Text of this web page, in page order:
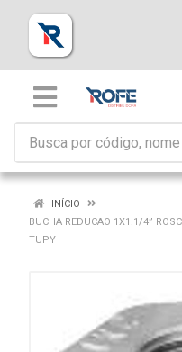
INÍCIO
BUCHA REDUCAO 1X1.1/4”
TUPY